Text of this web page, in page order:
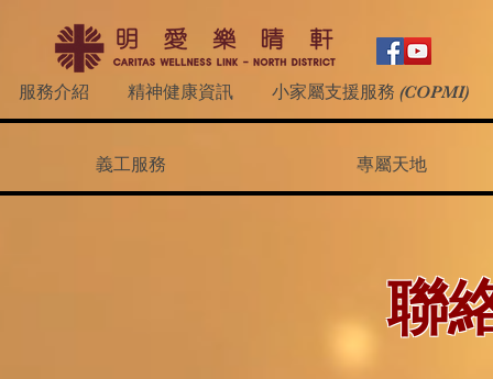
服務介紹 精神健康資訊 小家屬支援服務 (COPMI)
義工服務 專屬天地
聯